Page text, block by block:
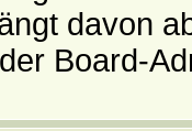
davon
Board-